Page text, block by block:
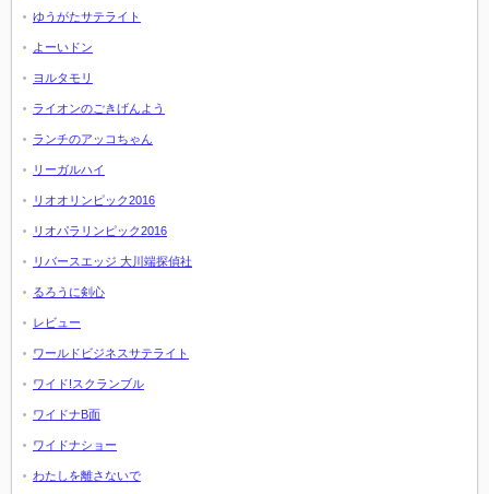
ゆうがたサテライト
よーいドン
ヨルタモリ
ライオンのごきげんよう
ランチのアッコちゃん
リーガルハイ
リオオリンピック2016
リオパラリンピック2016
リバースエッジ 大川端探偵社
るろうに剣心
レビュー
ワールドビジネスサテライト
ワイド!スクランブル
ワイドナB面
ワイドナショー
わたしを離さないで